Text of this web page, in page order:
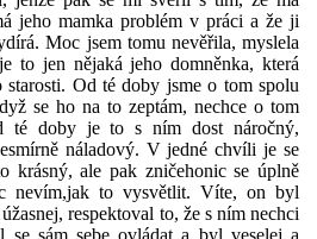
jeho mamka problém v práci a že ji
Moc jsem tomu nevěřila, myslela
to jen nějaká jeho domněnka, která
starosti. Od té doby jsme o tom spolu
se ho na to zeptám, nechce o tom
té doby je to s ním dost náročný,
náladový. V jedné chvíli je se
krásný, ale pak zničehonic se úplně
nevím,jak to vysvětlit. Víte, on byl
respektoval to, že s ním nechci
se sám sebe ovládat a byl veselej a